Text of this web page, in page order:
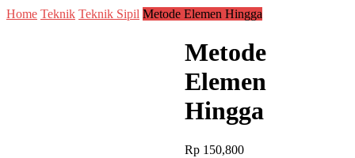
Home Teknik Teknik Sipil Metode Elemen Hingga
Metode
Elemen
Hingga
Rp150,800